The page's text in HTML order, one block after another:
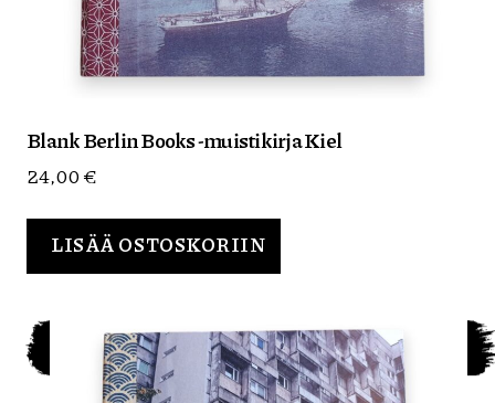
Blank Berlin Books -muistikirja Kiel
24,00€
LISÄÄ OSTOSKORIIN